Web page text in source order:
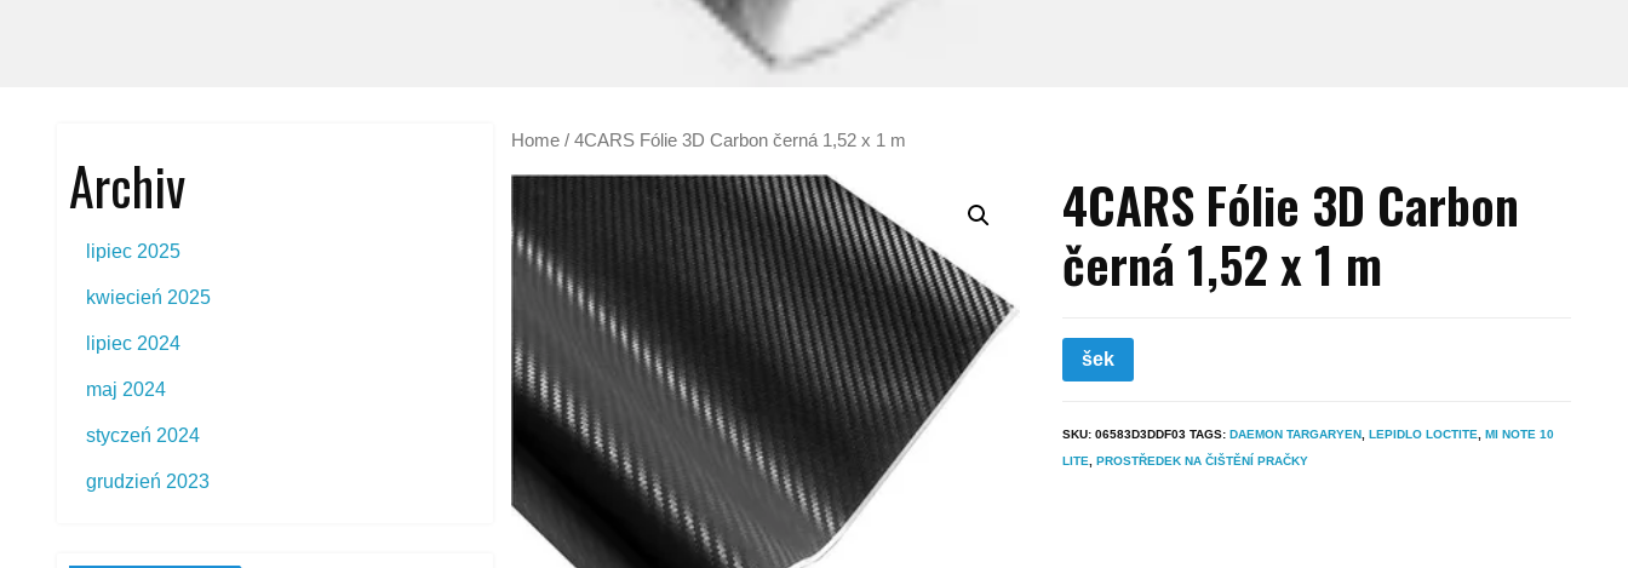
Home / 4CARS Fólie 3D Carbon černá 1,52 x 1 m
4CARS Fólie 3D Carbon
černá 1,52 x 1 m
šek
SKU: 06583D3DDF03 TAGS: DAEMON TARGARYEN LEPIDLO LOCTITE
MI NOTE 10
LITE
PROSTŘEDEK NA ČIŠTĚNÍ PRAČKY
Archiv
lipiec 2025
kwiecień 2025
lipiec 2024
maj 2024
styczeń 2024
grudzień 2023